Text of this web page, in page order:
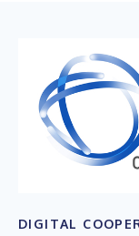
DIGITAL